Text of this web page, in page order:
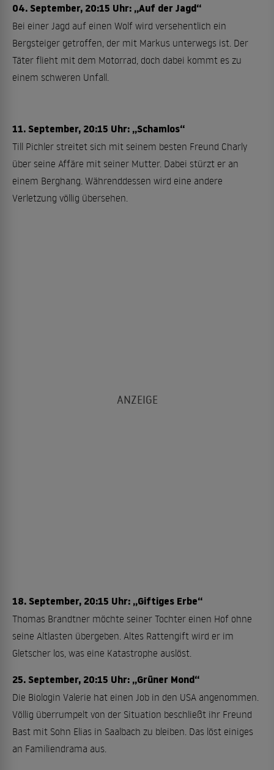
04. September, 20:15 Uhr: „Auf der Jagd“
Bei einer Jagd auf einen Wolf wird versehentlich ein
Bergsteiger getroffen, der mit Markus unterwegs ist. Der
Täter flieht mit dem Motorrad, doch dabei kommt es zu
einem schweren Unfall.
11. September, 20:15 Uhr: „Schamlos“
Till Pichler streitet sich mit seinem besten Freund Charly
über seine Affäre mit seiner Mutter. Dabei stürzt er an
einem Berghang. Währenddessen wird eine andere
Verletzung völlig übersehen.
18. September, 20:15 Uhr: „Giftiges Erbe“
Thomas Brandtner möchte seiner Tochter einen Hof ohne
seine Altlasten übergeben. Altes Rattengift wird er im
Gletscher los, was eine Katastrophe auslöst.
25. September, 20:15 Uhr: „Grüner Mond“
Die Biologin Valerie hat einen Job in den USA angenommen.
Völlig überrumpelt von der Situation beschließt ihr Freund
Bast mit Sohn Elias in Saalbach zu bleiben. Das löst einiges
an Familiendrama aus.